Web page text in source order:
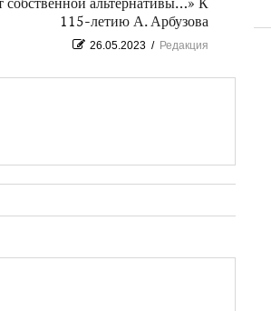
собственной альтернативы…» К
115-летию А. Арбузова
26.05.2023 / Редакция